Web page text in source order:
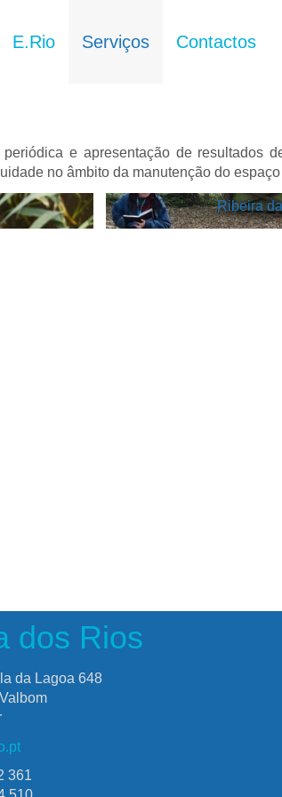
E.Rio Serviços Contactos
e apresentação de resultados
no âmbito da manutenção do
Ribeira
dos Rios
da Lagoa 648
361